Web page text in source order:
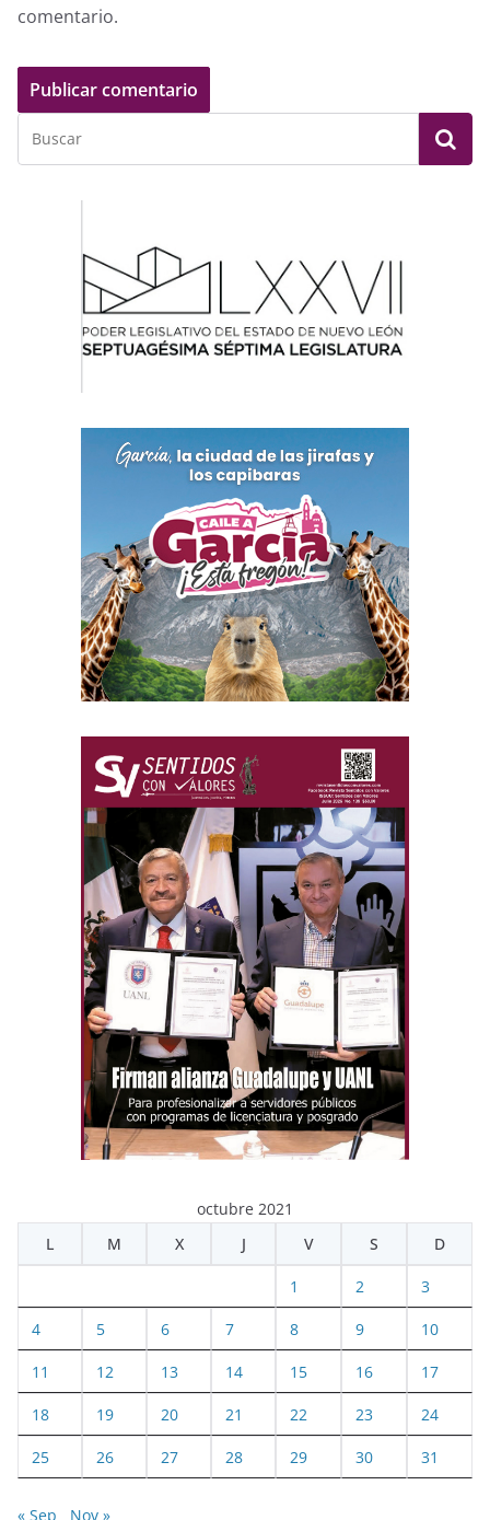
comentario.
octubre 2021
L
M X J V S D
1 2 3
4 5 6 7 8 9 10
11 12 13 14 15 16 17
18 19 20 21 22 23 24
25 26 27 28 29 30 31
« Sep Nov »